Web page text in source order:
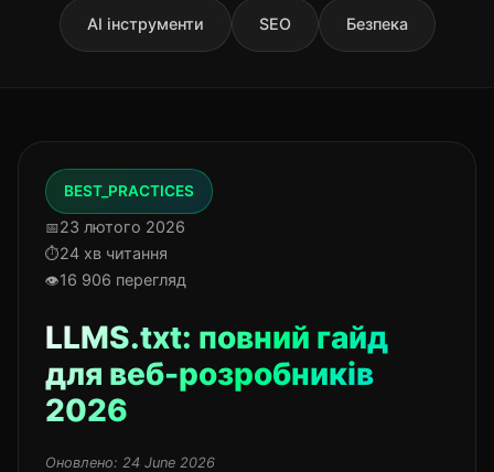
AI інструменти SEO Безпека
BEST_PRACTICES
23 лютого 2026
24 хв читання
16 906 перегляд
LLMS.txt: повний гайд
для веб-розробників
2026
Оновлено: 24 June 2026